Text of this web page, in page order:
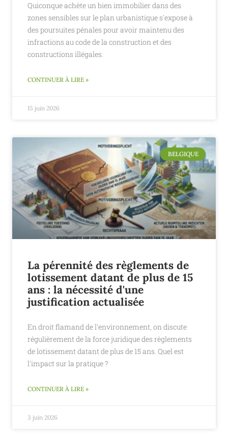
Quiconque achète un bien immobilier dans des
zones sensibles sur le plan urbanistique s'expose à
des poursuites pénales pour avoir maintenu des
infractions au code de la construction et des
constructions illégales.
CONTINUER À LIRE »
15 juin 2026
BELGIQUE
La pérennité des règlements de
lotissement datant de plus de 15
ans : la nécessité d'une
justification actualisée
En droit flamand de l'environnement, on discute
régulièrement de la force juridique des règlements
de lotissement datant de plus de 15 ans. Quel est
l'impact sur la pratique ?
CONTINUER À LIRE »
3 juin 2026